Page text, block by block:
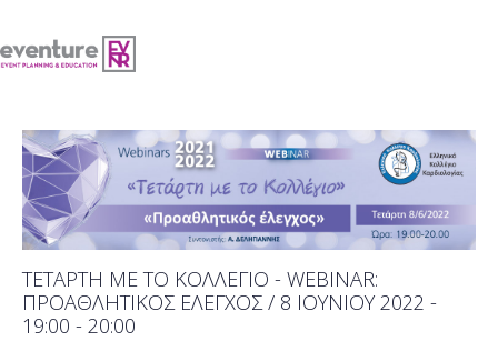
ΤΕΤΑΡΤΗ ΜΕ ΤΟ ΚΟΛΛΕΓΙΟ - WEBINAR:
ΠΡΟΑΘΛΗΤΙΚΟΣ ΕΛΕΓΧΟΣ / 8 ΙΟΥΝΙΟΥ 2022 -
19:00 - 20:00